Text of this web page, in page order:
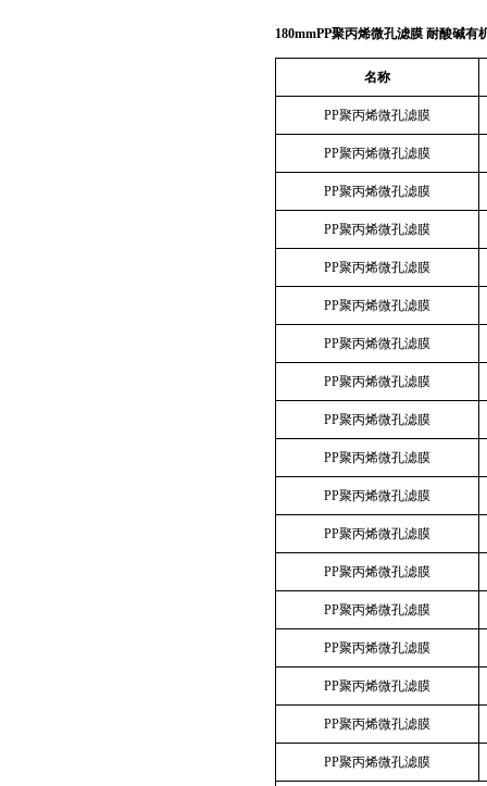
180mmPP聚丙烯微孔滤膜 耐酸碱有
名称
PP聚丙烯微孔滤膜
PP聚丙烯微孔滤膜
PP聚丙烯微孔滤膜
PP聚丙烯微孔滤膜
PP聚丙烯微孔滤膜
PP聚丙烯微孔滤膜
PP聚丙烯微孔滤膜
PP聚丙烯微孔滤膜
PP聚丙烯微孔滤膜
PP聚丙烯微孔滤膜
PP聚丙烯微孔滤膜
PP聚丙烯微孔滤膜
PP聚丙烯微孔滤膜
PP聚丙烯微孔滤膜
PP聚丙烯微孔滤膜
PP聚丙烯微孔滤膜
PP聚丙烯微孔滤膜
PP聚丙烯微孔滤膜